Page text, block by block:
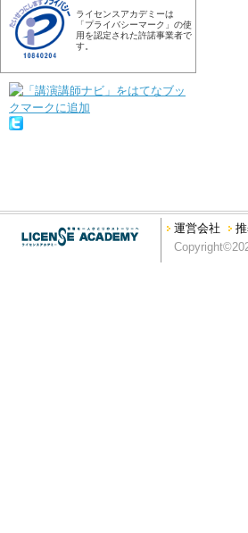
ライセンスアカデミーは
「プライバシーマーク」の使
用を認定された許諾事業者で
す。
運営会社